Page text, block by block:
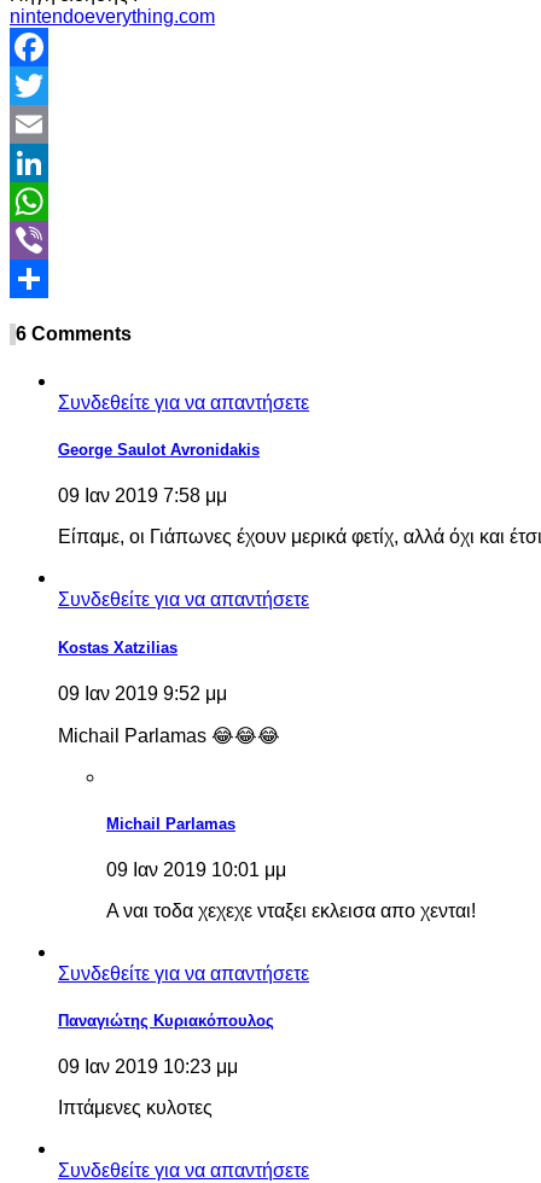
nintendoeverything.com
Facebook
Twitter
Email
LinkedIn
WhatsApp
Viber
6 Comments
Συνδεθείτε για να απαντήσετε
George Saulot Avronidakis
09 Ιαν 2019 7:58 μμ
Είπαμε, οι Γιάπωνες έχουν μερικά φετίχ, αλλά όχι και
Συνδεθείτε για να απαντήσετε
Kostas Xatzilias
09 Ιαν 2019 9:52 μμ
Michail Parlamas 😂😂😂
Michail Parlamas
09 Ιαν 2019 10:01 μμ
Α ναι τοδα χεχεχε νταξει εκλεισα απο χενται!
Συνδεθείτε για να απαντήσετε
Παναγιώτης Κυριακόπουλος
09 Ιαν 2019 10:23 μμ
Ιπτάμενες κυλοτες
Συνδεθείτε για να απαντήσετε